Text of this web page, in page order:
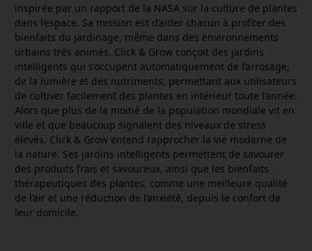
inspirée par un rapport de la NASA sur la culture de plantes
dans l’espace. Sa mission est d’aider chacun à profiter des
bienfaits du jardinage, même dans des environnements
urbains très animés. Click & Grow conçoit des jardins
intelligents qui s’occupent automatiquement de l’arrosage,
de la lumière et des nutriments, permettant aux utilisateurs
de cultiver facilement des plantes en intérieur toute l’année.
Alors que plus de la moitié de la population mondiale vit en
ville et que beaucoup signalent des niveaux de stress
élevés, Click & Grow entend rapprocher la vie moderne de
la nature. Ses jardins intelligents permettent de savourer
des produits frais et savoureux, ainsi que les bienfaits
thérapeutiques des plantes, comme une meilleure qualité
de l’air et une réduction de l’anxiété, depuis le confort de
leur domicile.